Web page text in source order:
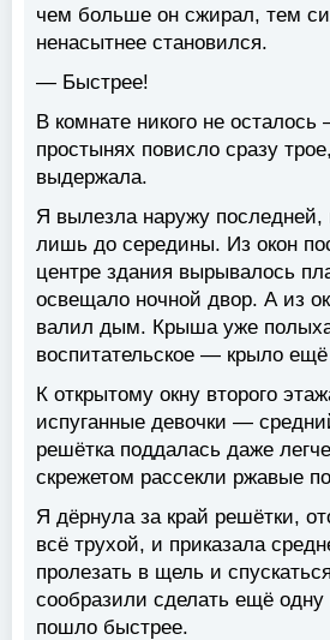
чем больше он сжирал, тем
ненасытнее становился.
— Быстрее!
В комнате никого не
простынях повисло сразу
выдержала.
Я вылезла наружу последней,
лишь до середины. Из окон
центре здания вырывалось
освещало ночной двор. А из
валил дым. Крыша уже
воспитательское — крыло
К открытому окну второго
испуганные девочки —
решётка поддалась даже
скрежетом рассекли ржавые
Я дёрнула за край решётки,
всё трухой, и приказала
пролезать в щель и
сообразили сделать ещё одну
пошло быстрее.